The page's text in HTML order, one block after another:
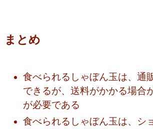
まとめ
食べられるしゃぼん玉は、通
できるが、送料がかかる場合
が必要である
食べられるしゃぼん玉は、シ